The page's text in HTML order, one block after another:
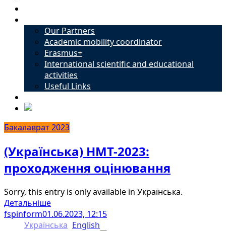
Our Partners
Academic mobility coordinator
Erasmus+
International scientific and educational
activities
Useful Links
Бакалаврат 2023
(Українська) НМТ-2023:
проходження оцінювання
Sorry, this entry is only available in Українська.
Детальніше
fspinform01.06.2023, 12:15
Українська English